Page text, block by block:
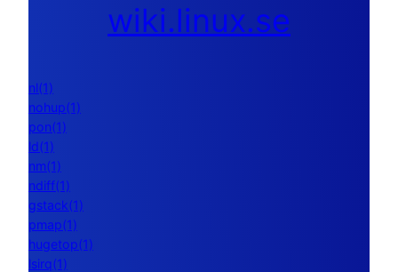
wiki.linux.se
nl(1)
nohup(1)
pon(1)
ld(1)
nm(1)
ndiff(1)
gstack(1)
pmap(1)
hugetop(1)
lsirq(1)